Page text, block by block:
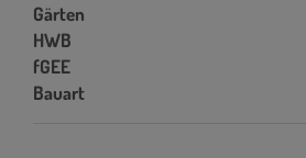
Gärten
HWB
fGEE
Bauart